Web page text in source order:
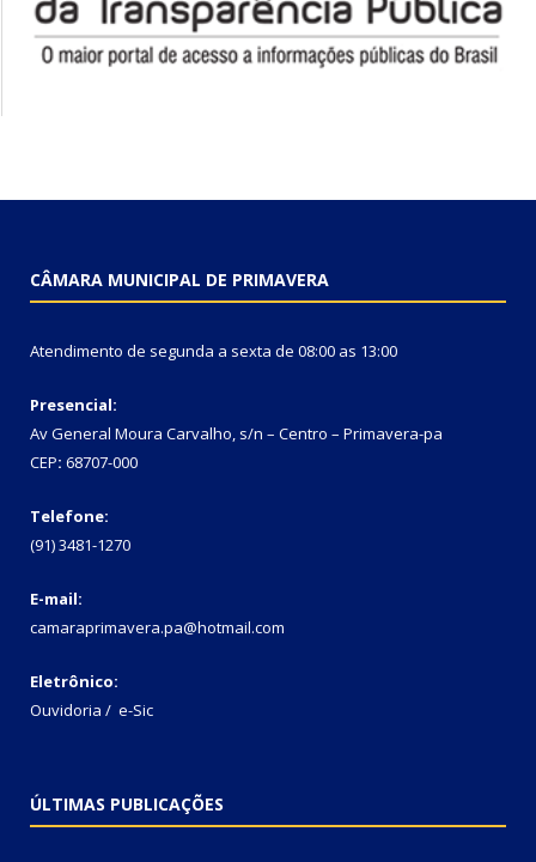
CÂMARA MUNICIPAL DE PRIMAVERA
Atendimento de segunda a sexta de 08:00 as 13:00
Presencial:
Av General Moura Carvalho, s/n – Centro – Primavera-pa
CEP: 68707-000
Telefone:
(91) 3481-1270
E-mail:
camaraprimavera.pa@hotmail.com
Eletrônico:
Ouvidoria / e-Sic
ÚLTIMAS PUBLICAÇÕES